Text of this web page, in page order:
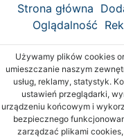
Strona główna
Oglądalność
Używamy plików cookies
umieszczanie naszym
usług, reklamy, statystyk.
ustawień przeglądarki,
urządzeniu końcowym i
bezpiecznego
zarządzać plikami